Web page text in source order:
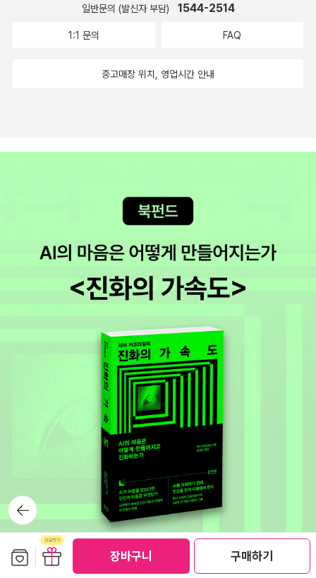
장바구니 구매하기
뒤로가
기
일반문의 (발신자 부담) 1544-2514
1:1 문의 FAQ
중고매장 위치, 영업시간 안내